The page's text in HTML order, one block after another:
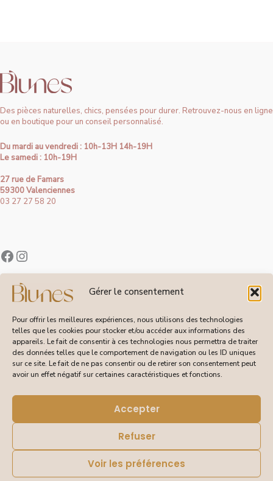
Gérer le consentement
Pour offrir les meilleures expériences, nous utilisons des technologies
telles que les cookies pour stocker et/ou accéder aux informations des
appareils. Le fait de consentir à ces technologies nous permettra de traiter
des données telles que le comportement de navigation ou les ID uniques
sur ce site. Le fait de ne pas consentir ou de retirer son consentement peut
avoir un effet négatif sur certaines caractéristiques et fonctions.
Accepter
Refuser
Voir les préférences
Des pièces naturelles, chics, pensées pour durer. Retrouvez-nous en ligne
ou en boutique pour un conseil personnalisé.
Du mardi au vendredi : 10h-13H 14h-19H
Le samedi : 10h-19H
27 rue de Famars
59300 Valenciennes
03 27 27 58 20
Contact
À Propos de Blunes
CGV
Livraisons et Retours
Mentions Légales
Politique de Confidentialité
© 2026 Blunes – Tous droits réservés | Site réalisé pour